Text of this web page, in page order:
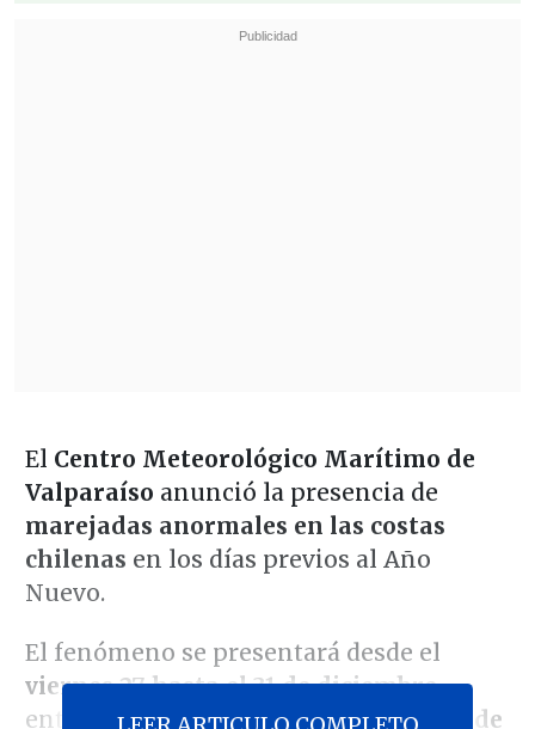
El Centro Meteorológico Marítimo de
Valparaíso anunció la presencia de
marejadas anormales en las costas
chilenas en los días previos al Año
Nuevo.
El fenómeno se presentará desde el
viernes 27 hasta el 31 de diciembre,
entre el sector deArica hasta el Golfo de